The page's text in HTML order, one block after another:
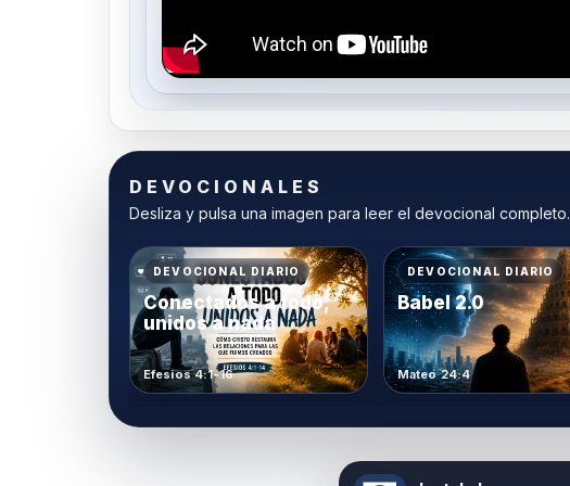
DEVOCIONALES
Desliza y pulsa una imagen para leer el devocional completo.
DEVOCIONAL DIARIO
Conectados a todo,
unidos a nada
Efesios 4:1-16
DEVOCIONAL DIARIO
Babel 2.0
Mateo 24:4